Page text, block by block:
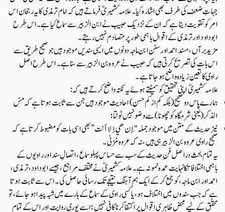
جہاتِ ضعف کی طرف بھی اشارہ کیا۔ علامہ کشمیریؒ فرماتے ہیں کہ امام ترمذی کا یہ رجحان اس
امر کو تقویت دیتا ہے کہ ان کے نزدیک حبیب نے ابن الزبیر سے سماع کیا ہے۔ اس طرح
ابو داود اور ترمذی کے اقوال باہمی طور پر متصادم نہیں رہتے۔
مزید برآں، مسند احمد اور سنن ابن ماجہ دونوں میں ایسی سندیں موجود ہیں جو صحیح طریق سے
اس بات کی تصریح کرتی ہیں کہ حبیب نے عروہ بن الزبیر سے سنا ہے۔ اس طرح اصل
راوی کا تعین زیادہ واضح ہو جاتا ہے۔
علامہ کشمیریؒ اپنی تحقیق کو سمیٹتے ہوئے یہ نکتہ واضح کرتے ہیں کہ:
ہمارے پاس دو صحیح (بلکہ کم از کم حسن) احادیث موجود ہیں جن سے ثابت ہوتا ہے کہ مسّ
الذکر (یعنی شرمگاہ کو چھونا) سے وضو نہیں ٹوٹتا؛
نیز حدیث کے متن میں موجود جملہ "إن هي إلا أنت” بھی اسی بات کو مضبوط کرتا ہے کہ
صحیح راوی عروہ بن الزبیر ہی ہیں، نہ کہ عروہ مُزنی ۔
یہ تمام بحث دراصل فنِ حدیث کے سب سے حساس پہلوسماع، اتصالِ سند اور راویوں کے
باہمی اختلافاتکا نہایت عمدہ نمونہ ہے۔ علامہ کشمیریؒ نے مختلف مراجع، جیسے ابو داود، ترمذی،
احمد اور ابن ماجہ، کو جمع کر کے ایک ہم آہنگ نتیجے تک رسائی حاصل کی۔ اس سے ثابت ہوتا
ہے کہ جب سندوں میں اختلاف ہو، یا کسی راوی کے سماع کے بارے میں شبہ پیدا ہو جائے، تو
محقق کے لیے محض ظاہری اقوال پر اکتفا کرنا کافی نہیں؛ اسے پوری روایت اور اس کے تمام